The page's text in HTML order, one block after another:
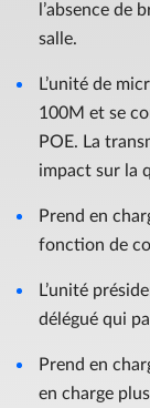
l’absence
salle.
L’unité de
100M et se
POE. La
impact sur la
Prend en
fonction de
L’unité
délégué qui
Prend en
en charge